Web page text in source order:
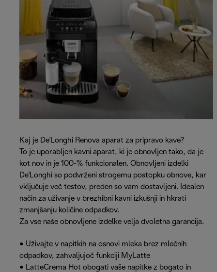
Kaj je De'Longhi Renova aparat za pripravo kave?
To je uporabljen kavni aparat, ki je obnovljen tako, da je
kot nov in je 100-% funkcionalen. Obnovljeni izdelki
De'Longhi so podvrženi strogemu postopku obnove, kar
vključuje več testov, preden so vam dostavljeni. Idealen
način za uživanje v brezhibni kavni izkušnji in hkrati
zmanjšanju količine odpadkov.
Za vse naše obnovljene izdelke velja dvoletna garancija.
• Uživajte v napitkih na osnovi mleka brez mlečnih
odpadkov, zahvaljujoč funkciji MyLatte
• LatteCrema Hot obogati vaše napitke z bogato in